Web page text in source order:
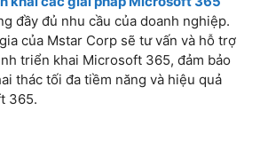
đầy đủ nhu cầu của doanh nghiệp.
của Mstar Corp sẽ tư vấn và hỗ trợ
triển khai Microsoft 365, đảm bảo
thác tối đa tiềm năng và hiệu quả
365.